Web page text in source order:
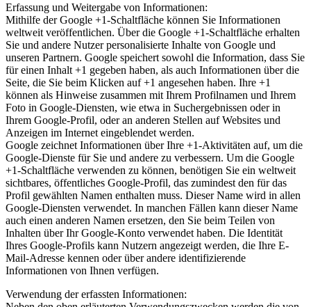
Erfassung und Weitergabe von Informationen:
Mithilfe der Google +1-Schaltfläche können Sie Informationen
weltweit veröffentlichen. Über die Google +1-Schaltfläche erhalten
Sie und andere Nutzer personalisierte Inhalte von Google und
unseren Partnern. Google speichert sowohl die Information, dass Sie
für einen Inhalt +1 gegeben haben, als auch Informationen über die
Seite, die Sie beim Klicken auf +1 angesehen haben. Ihre +1
können als Hinweise zusammen mit Ihrem Profilnamen und Ihrem
Foto in Google-Diensten, wie etwa in Suchergebnissen oder in
Ihrem Google-Profil, oder an anderen Stellen auf Websites und
Anzeigen im Internet eingeblendet werden.
Google zeichnet Informationen über Ihre +1-Aktivitäten auf, um die
Google-Dienste für Sie und andere zu verbessern. Um die Google
+1-Schaltfläche verwenden zu können, benötigen Sie ein weltweit
sichtbares, öffentliches Google-Profil, das zumindest den für das
Profil gewählten Namen enthalten muss. Dieser Name wird in allen
Google-Diensten verwendet. In manchen Fällen kann dieser Name
auch einen anderen Namen ersetzen, den Sie beim Teilen von
Inhalten über Ihr Google-Konto verwendet haben. Die Identität
Ihres Google-Profils kann Nutzern angezeigt werden, die Ihre E-
Mail-Adresse kennen oder über andere identifizierende
Informationen von Ihnen verfügen.
Verwendung der erfassten Informationen: